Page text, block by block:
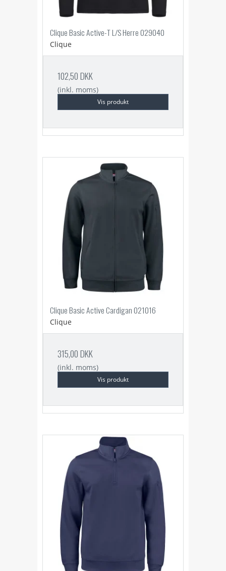
Clique Basic Active-T L/S Herre 029040
Clique
102,50 DKK
(inkl. moms)
Vis produkt
Clique Basic Active Cardigan 021016
Clique
315,00 DKK
(inkl. moms)
Vis produkt